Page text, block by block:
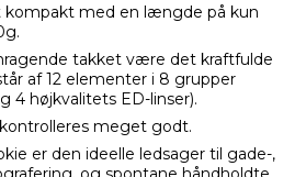
med en længde på kun
takket være det kraftfulde
af 12 elementer i 8 grupper
4 højkvalitets ED-linser).
meget godt.
er den ideelle ledsager til gade-,